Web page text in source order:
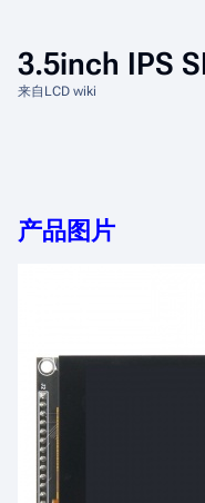
3.5inch IPS
来自LCD wiki
产品图片